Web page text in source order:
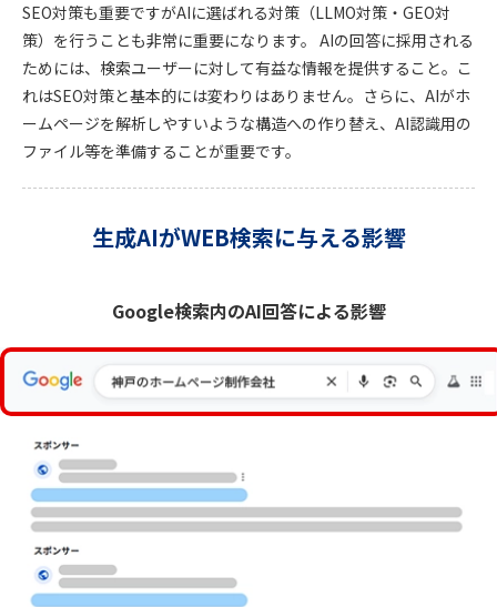
SEO対策も重要ですがAIに選ばれる対策（LLMO対策・GEO対
策）を行うことも非常に重要になります。 AIの回答に採用される
ためには、検索ユーザーに対して有益な情報を提供すること。こ
れはSEO対策と基本的には変わりはありません。さらに、AIがホ
ームページを解析しやすいような構造への作り替え、AI認識用の
ファイル等を準備することが重要です。
生成AIがWEB検索に与える影響
Google検索内のAI回答による影響